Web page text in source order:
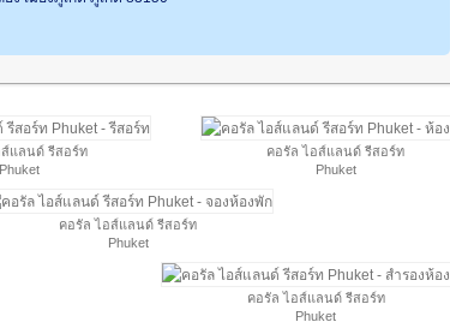
ส์แลนด์ รีสอร์ท
Phuket
คอรัล ไอส์แลนด์ รีสอร์ท
Phuket
คอรัล ไอส์แลนด์ รีสอร์ท
Phuket
คอรัล ไอส์แลนด์ รีสอร์ท
Phuket